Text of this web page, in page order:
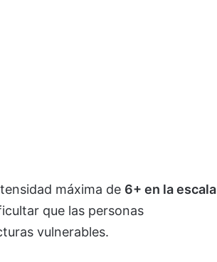
máxima de 6+ en la escala
que las personas
vulnerables.